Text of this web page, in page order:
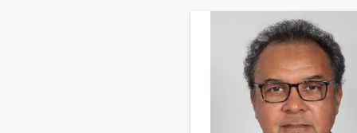
désir temps. Faux profil,
profiteuse et autres
passer votre chemin, vous
m'intéressez pas du tout!